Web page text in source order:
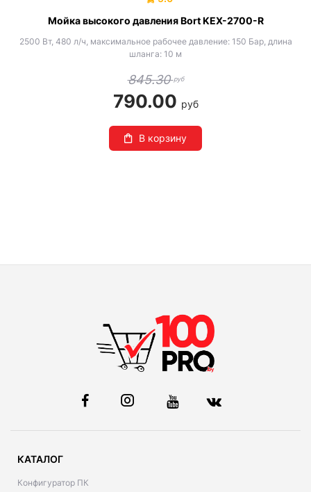
Мойка высокого давления Bort KEX-2700-R
2500 Вт, 480 л/ч, максимальное рабочее давление: 150 Бар, длина
шланга: 10 м
845.30руб
790.00 руб
В корзину
КАТАЛОГ
Конфигуратор ПК